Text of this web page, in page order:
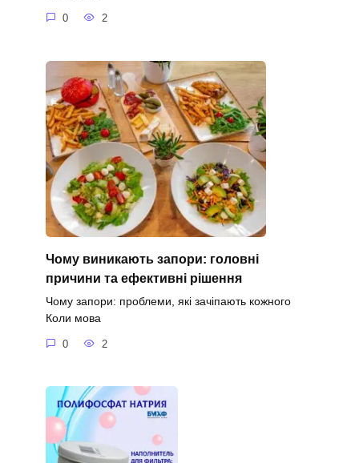
0 2
Чому виникають запори: головні
причини та ефективні рішення
Чому запори: проблеми, які зачіпають кожного
Коли мова
0 2